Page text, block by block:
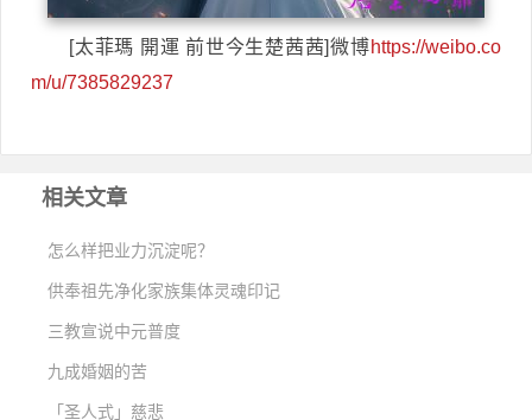
[太菲瑪 開運 前世今生楚茜茜]微博https://weibo.co
m/u/7385829237
相关文章
怎么样把业力沉淀呢？
供奉祖先净化家族集体灵魂印记
三教宣说中元普度
九成婚姻的苦
「圣人式」慈悲